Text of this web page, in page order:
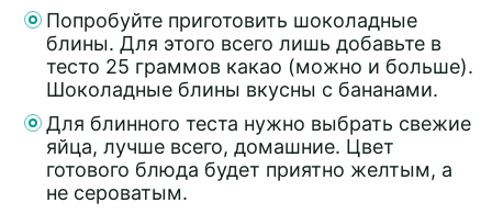
Попробуйте приготовить шоколадные
блины. Для этого всего лишь добавьте в
тесто 25 граммов какао (можно и больше).
Шоколадные блины вкусны с бананами.
Для блинного теста нужно выбрать свежие
яйца, лучше всего, домашние. Цвет
готового блюда будет приятно желтым, а
не сероватым.